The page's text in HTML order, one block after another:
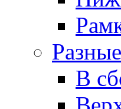
Разные
В